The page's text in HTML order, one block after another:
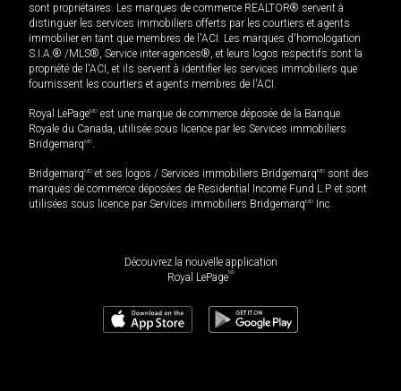
sont propriétaires. Les marques de commerce REALTOR® servent à
distinguer les services immobiliers offerts par les courtiers et agents
immobilier en tant que membres de l'ACI. Les marques d'homologation
S.I.A.® /MLS®, Service inter-agences®, et leurs logos respectifs sont la
propriété de l'ACI, et ils servent à identifier les services immobiliers que
fournissent les courtiers et agents membres de l'ACI.
Royal LePageMD est une marque de commerce déposée de la Banque
Royale du Canada, utilisée sous licence par les Services immobiliers
BridgemarqMD.
BridgemarqMD et ses logos / Services immobiliers BridgemarqMD sont des
marques de commerce déposées de Residential Income Fund L.P. et sont
utilisées sous licence par Services immobiliers BridgemarqMD Inc.
Découvrez la nouvelle application
Royal LePageMD